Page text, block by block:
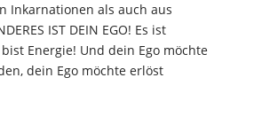
Inkarnationen als auch aus
IST DEIN EGO! Es ist
Energie! Und dein Ego möchte
dein Ego möchte erlöst